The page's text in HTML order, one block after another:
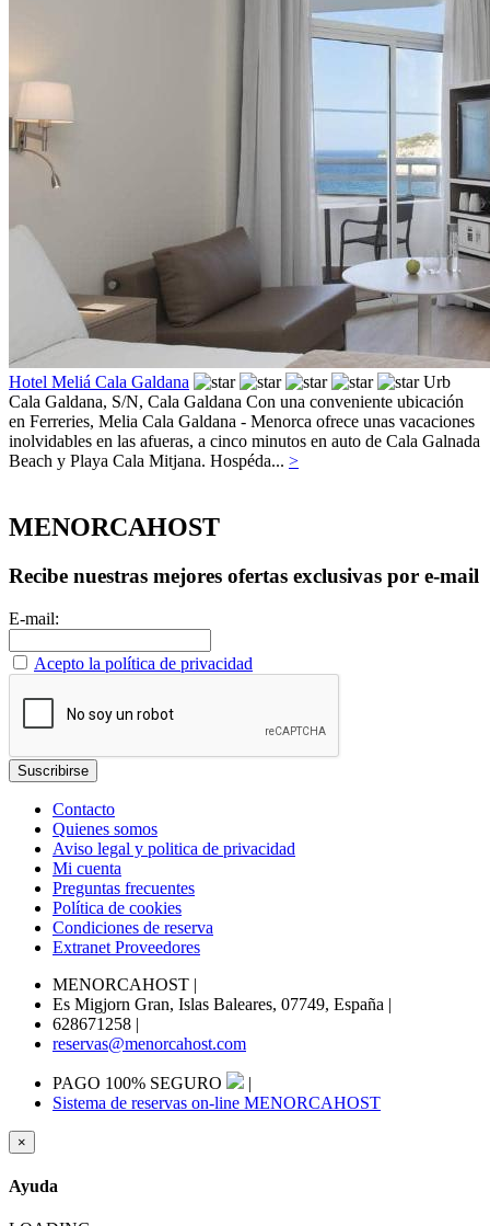
Hotel Meliá Cala Galdana
Urb
Cala Galdana, S/N, Cala Galdana Con una conveniente ubicación
en Ferreries, Melia Cala Galdana - Menorca ofrece unas vacaciones
inolvidables en las afueras, a cinco minutos en auto de Cala Galnada
Beach y Playa Cala Mitjana. Hospéda... >
MENORCAHOST
Recibe nuestras mejores ofertas exclusivas por e-mail
E-mail:
Acepto la política de privacidad
Contacto
Quienes somos
Aviso legal y politica de privacidad
Mi cuenta
Preguntas frecuentes
Política de cookies
Condiciones de reserva
Extranet Proveedores
MENORCAHOST |
Es Migjorn Gran, Islas Baleares, 07749, España |
628671258 |
reservas@menorcahost.com
PAGO 100% SEGURO
|
Sistema de reservas on-line MENORCAHOST
×
Ayuda